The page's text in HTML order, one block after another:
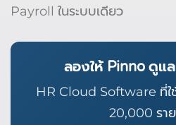
Payroll ในระบบเดียว
ลองให้ Pinno ดูแ
HR Cloud Software ที่ใ
20,000 ราย